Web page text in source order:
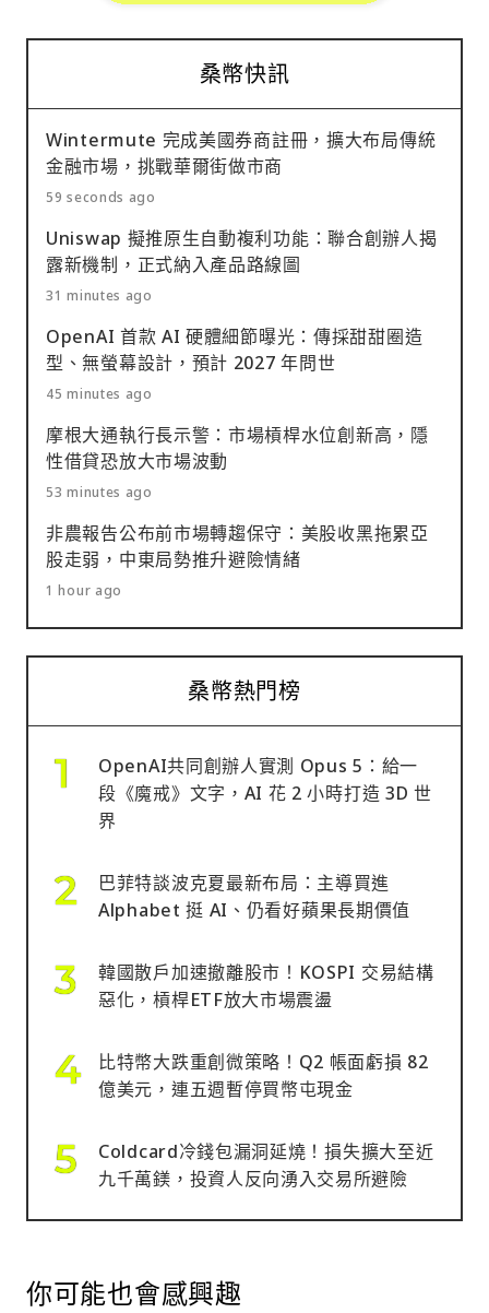
桑幣快訊
Wintermute 完成美國券商註冊，擴大布局傳統
金融市場，挑戰華爾街做市商
59 seconds ago
Uniswap 擬推原生自動複利功能：聯合創辦人揭
露新機制，正式納入產品路線圖
31 minutes ago
OpenAI 首款 AI 硬體細節曝光：傳採甜甜圈造
型、無螢幕設計，預計 2027 年問世
45 minutes ago
摩根大通執行長示警：市場槓桿水位創新高，隱
性借貸恐放大市場波動
53 minutes ago
非農報告公布前市場轉趨保守：美股收黑拖累亞
股走弱，中東局勢推升避險情緒
1 hour ago
桑幣熱門榜
OpenAI共同創辦人實測 Opus 5：給一
段《魔戒》文字，AI 花 2 小時打造 3D 世
界
巴菲特談波克夏最新布局：主導買進
Alphabet 挺 AI、仍看好蘋果長期價值
韓國散戶加速撤離股市！KOSPI 交易結構
惡化，槓桿ETF放大市場震盪
比特幣大跌重創微策略！Q2 帳面虧損 82
億美元，連五週暫停買幣屯現金
Coldcard冷錢包漏洞延燒！損失擴大至近
九千萬鎂，投資人反向湧入交易所避險
你可能也會感興趣